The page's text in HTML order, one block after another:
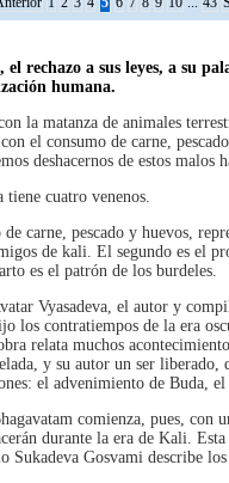
el rechazo a sus leyes, a su
humana.
la matanza de animales
el consumo de carne,
deshacernos de estos malos
cuatro venenos.
carne, pescado y huevos,
de kali. El segundo es el
es el patrón de los burdeles.
Vyasadeva, el autor y
los contratiempos de la era
relata muchos
y su autor un ser
el advenimiento de Buda,
comienza, pues, con
durante la era de Kali.
Sukadeva Gosvami describe